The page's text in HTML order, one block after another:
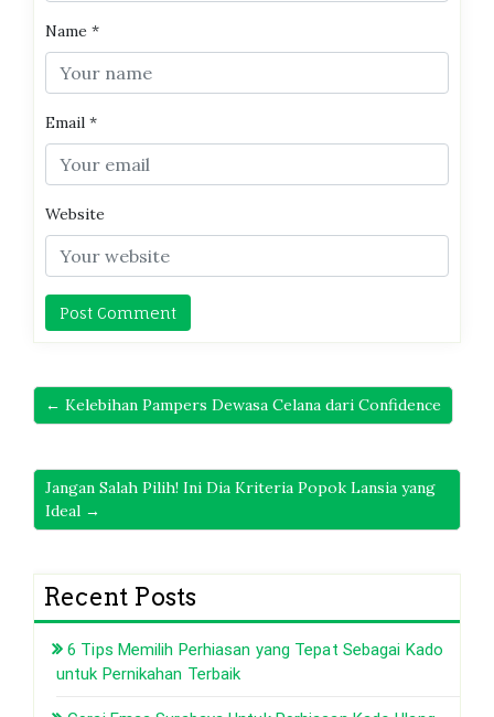
Name *
Email *
Website
← Kelebihan Pampers Dewasa Celana dari Confidence
Jangan Salah Pilih! Ini Dia Kriteria Popok Lansia yang
Ideal →
Recent Posts
6 Tips Memilih Perhiasan yang Tepat Sebagai Kado
untuk Pernikahan Terbaik